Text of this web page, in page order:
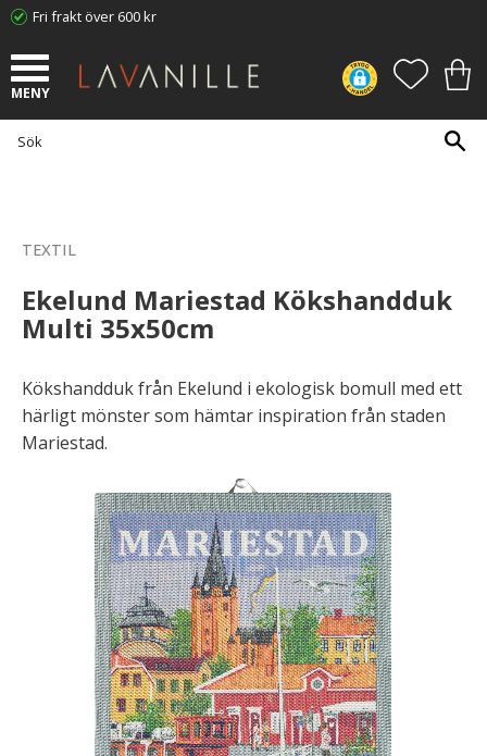
Fri frakt över 600 kr
TEXTIL
Ekelund Mariestad Kökshandduk
Multi 35x50cm
Kökshandduk från Ekelund i ekologisk bomull med ett
härligt mönster som hämtar inspiration från staden
Mariestad.